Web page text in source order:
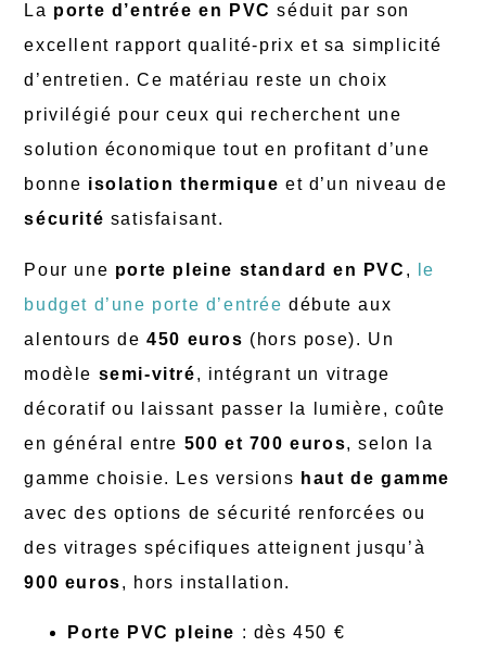
La porte d’entrée en PVC séduit par son
excellent rapport qualité-prix et sa simplicité
d’entretien. Ce matériau reste un choix
privilégié pour ceux qui recherchent une
solution économique tout en profitant d’une
bonne isolation thermique et d’un niveau de
sécurité satisfaisant.
Pour une porte pleine standard en PVC ,
le
budget d’une porte d’entrée débute aux
alentours de450 euros (hors pose). Un
modèle semi-vitré, intégrant un vitrage
décoratif ou laissant passer la lumière, coûte
en général entre 500 et 700 euros, selon la
gamme choisie. Les versions haut de gamme
avec des options de sécurité renforcées ou
des vitrages spécifiques atteignent jusqu’à
900 euros, hors installation.
Porte PVC pleine : dès 450 €